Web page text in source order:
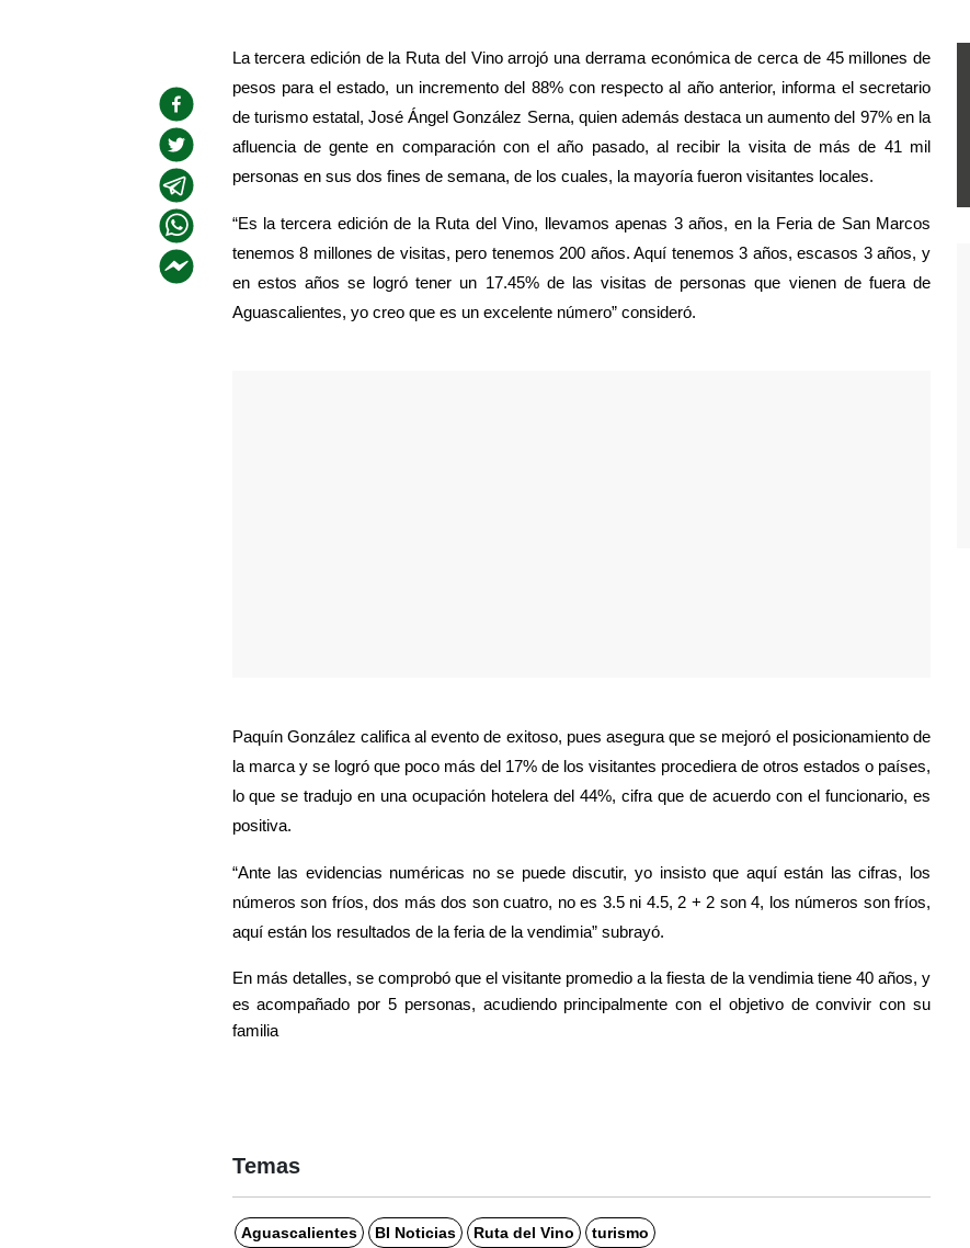
La tercera edición de la Ruta del Vino arrojó una derrama económica de cerca de 45 millones de
pesos para el estado, un incremento del 88% con respecto al año anterior, informa el secretario
de turismo estatal, José Ángel González Serna, quien además destaca un aumento del 97% en la
afluencia de gente en comparación con el año pasado, al recibir la visita de más de 41 mil
personas en sus dos fines de semana, de los cuales, la mayoría fueron visitantes locales.
“Es la tercera edición de la Ruta del Vino, llevamos apenas 3 años, en la Feria de San Marcos
tenemos 8 millones de visitas, pero tenemos 200 años. Aquí tenemos 3 años, escasos 3 años, y
en estos años se logró tener un 17.45% de las visitas de personas que vienen de fuera de
Aguascalientes, yo creo que es un excelente número” consideró.
Paquín González califica al evento de exitoso, pues asegura que se mejoró el posicionamiento de
la marca y se logró que poco más del 17% de los visitantes procediera de otros estados o países,
lo que se tradujo en una ocupación hotelera del 44%, cifra que de acuerdo con el funcionario, es
positiva.
“Ante las evidencias numéricas no se puede discutir, yo insisto que aquí están las cifras, los
números son fríos, dos más dos son cuatro, no es 3.5 ni 4.5, 2 + 2 son 4, los números son fríos,
aquí están los resultados de la feria de la vendimia” subrayó.
En más detalles, se comprobó que el visitante promedio a la fiesta de la vendimia tiene 40 años, y
es acompañado por 5 personas, acudiendo principalmente con el objetivo de convivir con su
familia
Temas
Aguascalientes BI Noticias Ruta del Vino turismo